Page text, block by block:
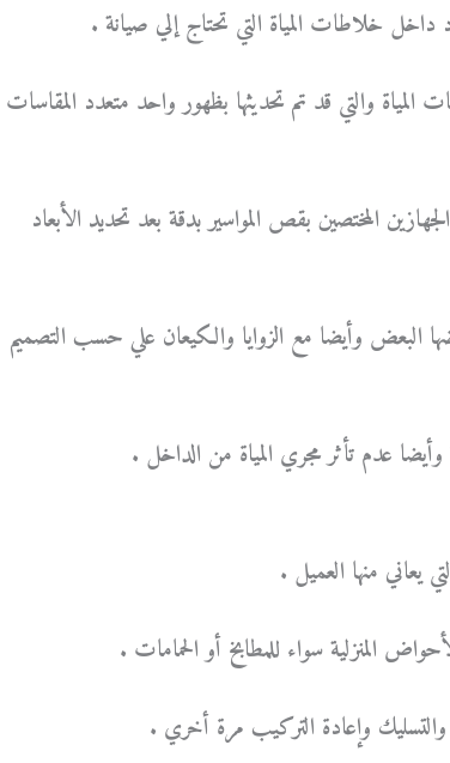
خلاطات المياة التي تحتاج إلي صيانة .
والتي قد تم تحديثها بظهور واحد متعدد المقاسات
المختصين بقص المواسير بدقة بعد تحديد الأبعاد
البعض وأيضا مع الزوايا والكيعان علي حسب التصميم
عدم تأثر مجري المياة من الداخل .
يعاني منها العميل .
المنزلية سواء للمطابخ أو الحمامات .
وإعادة التركيب مرة أخري .